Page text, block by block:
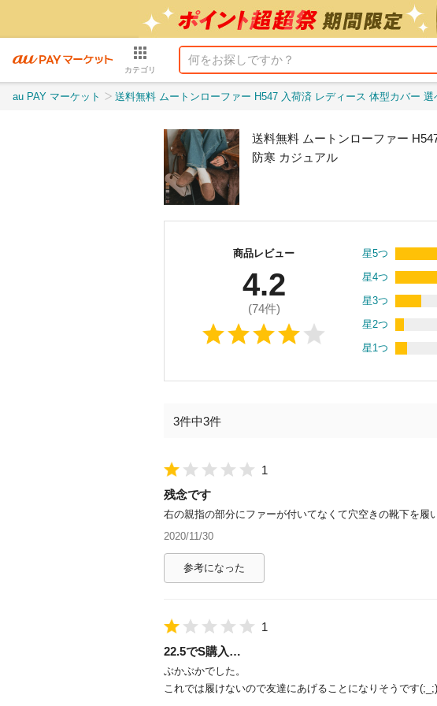
カテゴリ
au PAY マーケット 送料無料 ムートンローファー H547 入荷済 レディース 体型カバー 選べる 無地 レオパード柄 モカシン 暖かい あったか
送料無料 ムートンローファー
防寒 カジュアル
商品レビュー
4.2
(74件)
星5つ
星4つ
星3つ
星2つ
星1つ
3件中3件
1
残念です
右の親指の部分にファーが付いてなくて穴空きの靴下を履
2020/11/30
参考になった
1
22.5でS購入…
ぶかぶかでした。
これでは履けないので友達にあげることになりそうです(;_;)